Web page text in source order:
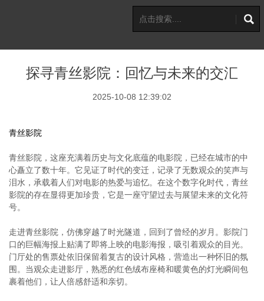
探寻青丝影院：回忆与未来的交汇
2025-10-08 12:39:02
青丝影院
青丝影院，这座充满着历史与文化底蕴的电影院，已经在城市的中
心矗立了数十年。它见证了时代的变迁，记录了无数观众的笑声与
泪水，承载着人们对电影的热爱与追忆。在这个数字化时代，青丝
影院的存在显得更加珍贵，它是一座守望过去与展望未来的文化符
号。
走进青丝影院，仿佛穿越了时光隧道，回到了曾经的岁月。影院门
口的巨幅海报上贴满了即将上映的电影海报，吸引着观众的目光。
门厅处的售票处依旧保留着复古的设计风格，营造出一种怀旧的氛
围。当观众走进影厅，熟悉的红色绒布座椅和暖黄色的灯光瞬间包
裹着他们，让人倍感舒适和亲切。